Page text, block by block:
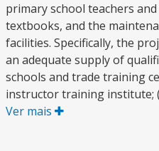
primary school teachers
textbooks, and the
facilities. Specifically, the
an adequate supply of
schools and trade training
instructor training institute;
Ver mais